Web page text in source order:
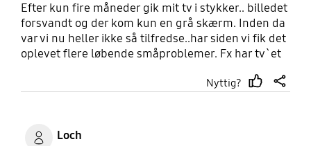
Efter kun fire måneder gik mit tv i stykker.. billedet
forsvandt og der kom kun en grå skærm. Inden da
var vi nu heller ikke så tilfredse..har siden vi fik det
oplevet flere løbende småproblemer. Fx har tv`et
netværk, hvilket gør at man meget ofte skal ind og
Nyttig?
Loch